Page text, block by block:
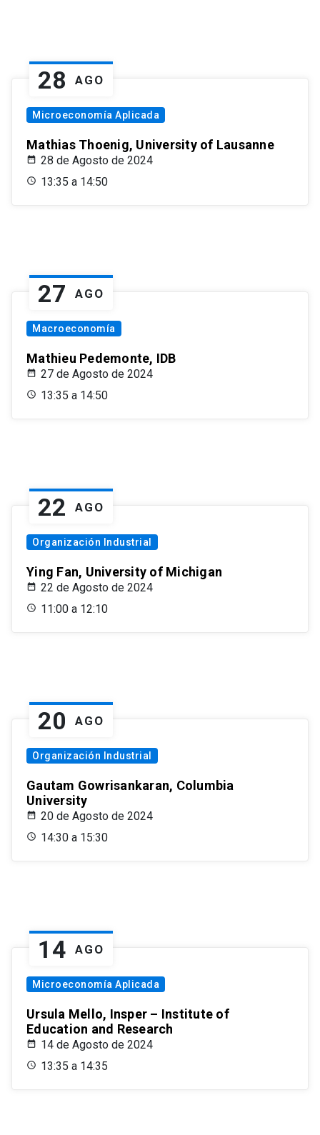
28 AGO
Microeconomía Aplicada
Mathias Thoenig, University of Lausanne
28 de Agosto de 2024
13:35 a 14:50
27 AGO
Macroeconomía
Mathieu Pedemonte, IDB
27 de Agosto de 2024
13:35 a 14:50
22 AGO
Organización Industrial
Ying Fan, University of Michigan
22 de Agosto de 2024
11:00 a 12:10
20 AGO
Organización Industrial
Gautam Gowrisankaran, Columbia
University
20 de Agosto de 2024
14:30 a 15:30
14 AGO
Microeconomía Aplicada
Ursula Mello, Insper – Institute of
Education and Research
14 de Agosto de 2024
13:35 a 14:35